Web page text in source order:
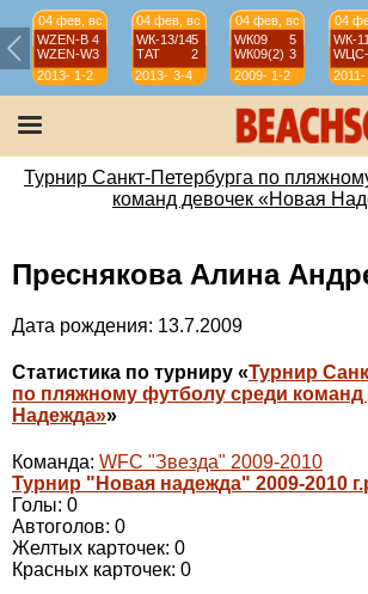
04 фев, вс
WZEN-B 4
WZEN-W3
2013-
14
1-2
04 фев, вс
WК-13/145
ТАТ
2
2013-
14
3-4
04 фев, вс
WК09
5
WК09(2) 3
2009-
10
1-2
04
WК-
WЦС-
2011-
12
Турнир Санкт-Петербурга по
команд девочек «Новая
Преснякова Алина
Дата рождения: 13.7.2009
Статистика по турниру «Турнир
по пляжному футболу среди команд
Надежда»»
Команда: WFC "Звезда" 2009-2010
Турнир "Новая надежда" 2009-2010
Голы: 0
Автоголов: 0
Желтых карточек: 0
Красных карточек: 0